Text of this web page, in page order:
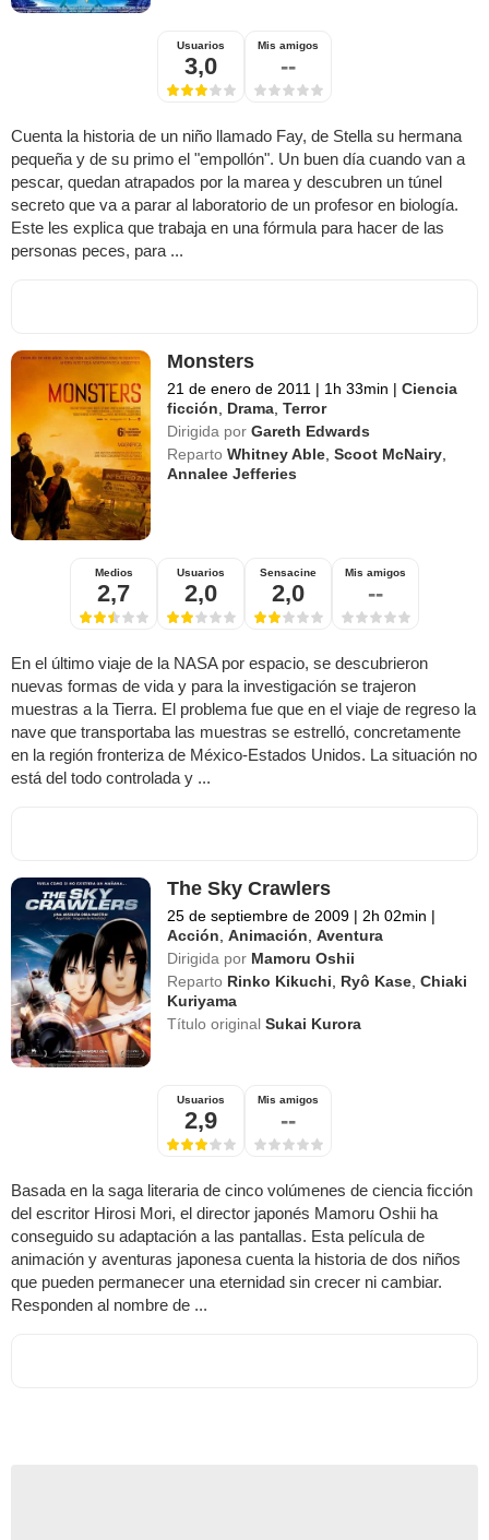
Usuarios
3,0
Mis amigos
--
Cuenta la historia de un niño llamado Fay, de Stella su hermana
pequeña y de su primo el "empollón". Un buen día cuando van a
pescar, quedan atrapados por la marea y descubren un túnel
secreto que va a parar al laboratorio de un profesor en biología.
Este les explica que trabaja en una fórmula para hacer de las
personas peces, para ...
Monsters
21 de enero de 2011 | 1h 33min | Ciencia
ficción
Drama ,Terror
Dirigida por Gareth Edwards
Reparto Whitney Able ,Scoot McNairy
Annalee Jefferies
Medios
2,7
Usuarios
2,0
Sensacine
2,0
Mis amigos
--
En el último viaje de la NASA por espacio, se descubrieron
nuevas formas de vida y para la investigación se trajeron
muestras a la Tierra. El problema fue que en el viaje de regreso la
nave que transportaba las muestras se estrelló, concretamente
en la región fronteriza de México-Estados Unidos. La situación no
está del todo controlada y ...
The Sky Crawlers
25 de septiembre de 2009 | 2h 02min |
Acción ,Animación ,Aventura
Dirigida por Mamoru Oshii
Reparto Rinko Kikuchi Ryô Kase ,Chiaki
Kuriyama
Título originalSukai Kurora
Usuarios
2,9
Mis amigos
--
Basada en la saga literaria de cinco volúmenes de ciencia ficción
del escritor Hirosi Mori, el director japonés Mamoru Oshii ha
conseguido su adaptación a las pantallas. Esta película de
animación y aventuras japonesa cuenta la historia de dos niños
que pueden permanecer una eternidad sin crecer ni cambiar.
Responden al nombre de ...